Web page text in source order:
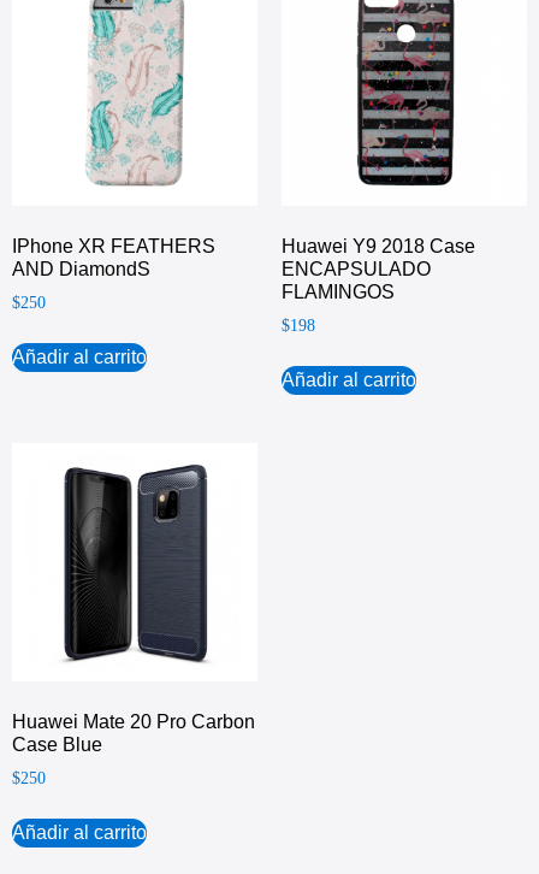
IPhone XR FEATHERS
AND DiamondS
$250
Añadir al carrito
Huawei Y9 2018 Case
ENCAPSULADO
FLAMINGOS
$198
Añadir al carrito
Huawei Mate 20 Pro Carbon
Case Blue
$250
Añadir al carrito